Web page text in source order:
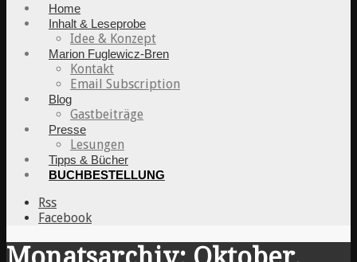
Home
Inhalt & Leseprobe
Idee & Konzept
Marion Fuglewicz-Bren
Kontakt
Email Subscription
Blog
Gastbeiträge
Presse
Lesungen
Tipps & Bücher
BUCHBESTELLUNG
Rss
Facebook